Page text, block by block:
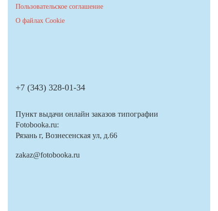
Пользовательское соглашение
О файлах Cookie
+7 (343) 328-01-34
Пункт выдачи онлайн заказов типографии
Fotobooka.ru:
Рязань г, Вознесенская ул, д.66
zakaz@fotobooka.ru